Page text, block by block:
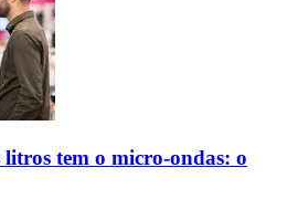
tem o micro-ondas: o